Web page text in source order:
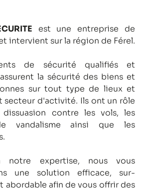
est une entreprise de
intervient sur la région de Férel.
de sécurité qualifiés et
la sécurité des biens et
sur tout type de lieux et
secteur d'activité. Ils ont un rôle
contre les vols, les
vandalisme ainsi que les
notre expertise, nous vous
une solution efficace, sur-
abordable afin de vous offrir des